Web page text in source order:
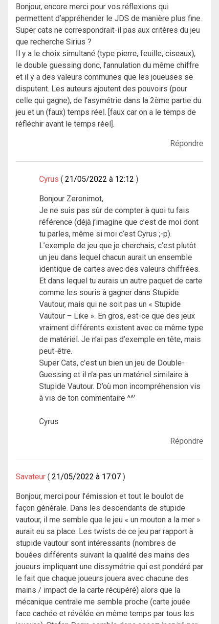
Bonjour, encore merci pour vos réflexions qui
permettent d’appréhender le JDS de manière plus fine.
Super cats ne correspondrait-il pas aux critères du jeu
que recherche Sirius ?
Il y a le choix simultané (type pierre, feuille, ciseaux),
le double guessing donc, l’annulation du même chiffre
et il y a des valeurs communes que les joueuses se
disputent. Les auteurs ajoutent des pouvoirs (pour
celle qui gagne), de l’asymétrie dans la 2ème partie du
jeu et un (faux) temps réel. [faux car on a le temps de
réfléchir avant le temps réel].
Répondre
Cyrus 21/05/2022 à 12:12
Bonjour Zeronimot,
Je ne suis pas sûr de compter à quoi tu fais
référence (déjà j’imagine que c’est de moi dont
tu parles, même si moi c’est Cyrus ;-p).
L’exemple de jeu que je cherchais, c’est plutôt
un jeu dans lequel chacun aurait un ensemble
identique de cartes avec des valeurs chiffrées.
Et dans lequel tu aurais un autre paquet de carte
comme les souris à gagner dans Stupide
Vautour, mais qui ne soit pas un « Stupide
Vautour – Like ». En gros, est-ce que des jeux
vraiment différents existent avec ce même type
de matériel. Je n’ai pas d’exemple en tête, mais
peut-être.
Super Cats, c’est un bien un jeu de Double-
Guessing et il n’a pas un matériel similaire à
Stupide Vautour. D’où mon incompréhension vis
à vis de ton commentaire ^^’
Cyrus
Répondre
Savateur 21/05/2022 à 17:07
Bonjour, merci pour l’émission et tout le boulot de
façon générale. Dans les descendants de stupide
vautour, il me semble que le jeu « un mouton a la mer »
aurait eu sa place. Les twists de ce jeu par rapport à
stupide vautour sont intéressants (nombres de
bouées différents suivant la qualité des mains des
joueurs impliquant une dissymétrie qui est pondéré par
le fait que chaque joueurs jouera avec chacune des
mains / impact de la carte récupéré) alors que la
mécanique centrale me semble proche (carte jouée
face cachée et révélée en même temps par tous les